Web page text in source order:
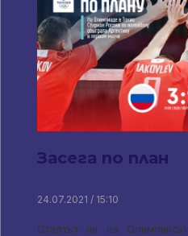
Засега по план
24.07.2021 / 15:10
Стартът ни на